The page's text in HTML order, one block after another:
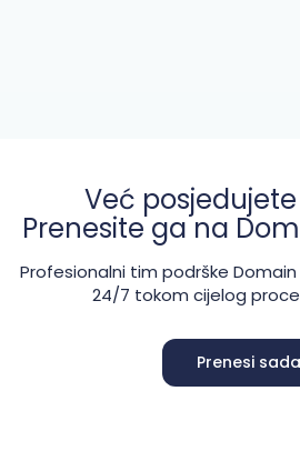
Već
Prenesite ga na
Profesionalni tim podrške
24/7 tokom cijelog
Prenesi sada